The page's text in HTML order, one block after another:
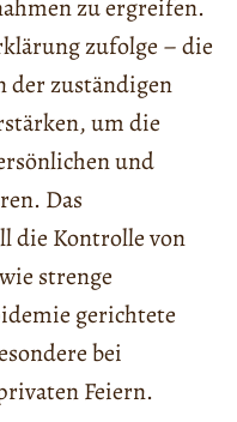
zu ergreifen.
zufolge – die
zuständigen
um die
und
Das
die Kontrolle von
strenge
gerichtete
bei
Feiern.